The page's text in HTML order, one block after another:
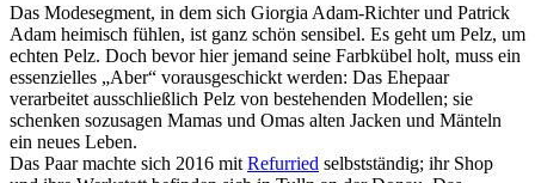
Das Modesegment, in dem sich Giorgia Adam-Richter und Patrick
Adam heimisch fühlen, ist ganz schön sensibel. Es geht um Pelz, um
echten Pelz. Doch bevor hier jemand seine Farbkübel holt, muss ein
essenzielles „Aber“ vorausgeschickt werden: Das Ehepaar
verarbeitet ausschließlich Pelz von bestehenden Modellen; sie
schenken sozusagen Mamas und Omas alten Jacken und Mänteln
ein neues Leben.
Das Paar machte sich 2016 mit Refurried selbstständig; ihr Shop